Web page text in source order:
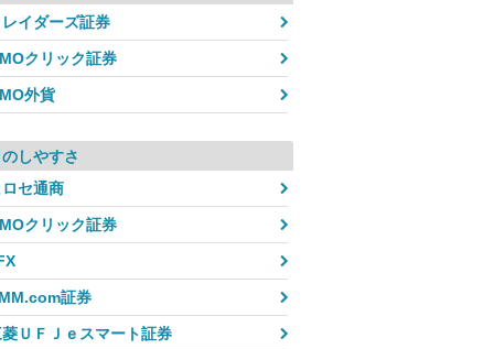
レイダーズ証券
クリック証券
外貨
しやすさ
ロセ通商
クリック証券
証券
菱ＵＦＪｅスマート証券